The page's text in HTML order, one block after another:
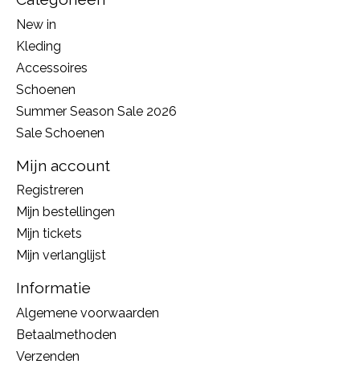
New in
Kleding
Accessoires
Schoenen
Summer Season Sale 2026
Sale Schoenen
Mijn account
Registreren
Mijn bestellingen
Mijn tickets
Mijn verlanglijst
Informatie
Algemene voorwaarden
Betaalmethoden
Verzenden